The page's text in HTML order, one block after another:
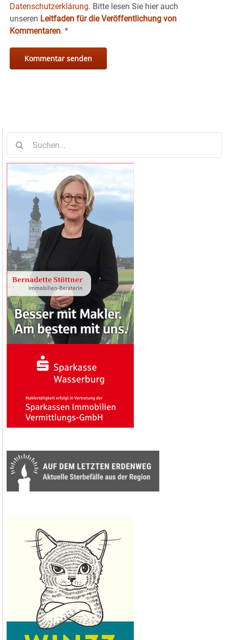
Datenschutzerklärung. Bitte lesen Sie hier auch
unseren Leitfaden für die Veröffentlichung von
Kommentaren. *
nach: